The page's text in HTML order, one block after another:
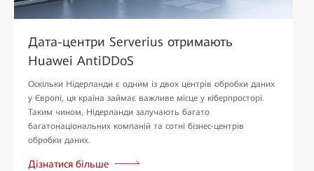
Дата-центри Serverius отримають
Huawei AntiDDoS
Оскільки Нідерланди є одним із двох центрів обробки даних
у Європі, ця країна займає важливе місце у кіберпросторі.
Таким чином, Нідерланди залучають багато
багатонаціональних компаній та сотні бізнес-центрів
обробки даних.
Дізнатися більше